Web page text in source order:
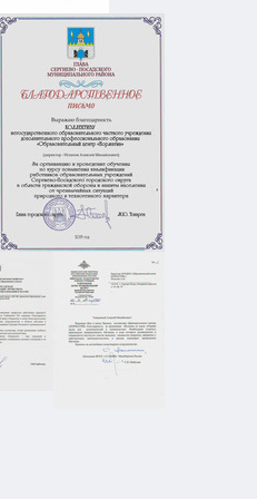
безопасности
№258
ПОДРОБНЕЕ
Ойл"
для предприятия
№258